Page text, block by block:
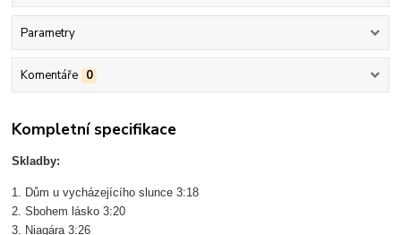
Parametry
Komentáře 0
Kompletní specifikace
Skladby:
1. Dům u vycházejícího slunce 3:18
2. Sbohem lásko 3:20
3. Niagára 3:26